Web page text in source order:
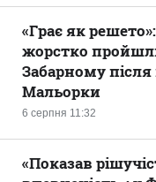
6 серпня 11:32
«Грає як
жорстко
Забарному після
Мальорки
«Показав